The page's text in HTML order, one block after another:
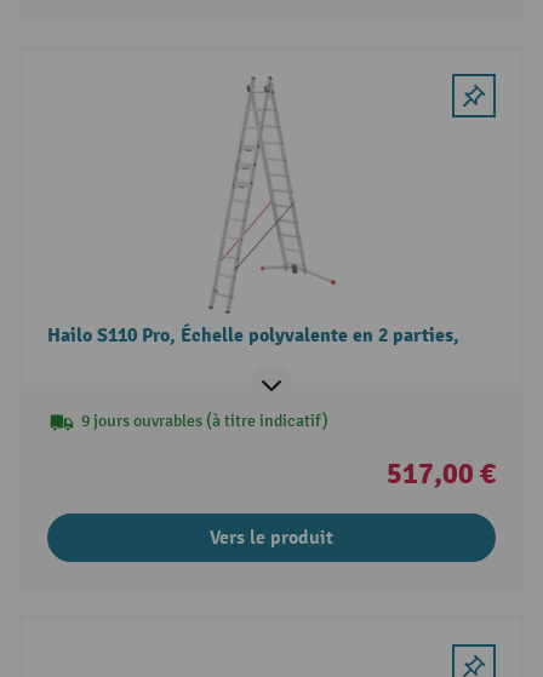
Hailo S110 Pro, Échelle polyvalente en 2 parties,
9 jours ouvrables (à titre indicatif)
517,00 €
Vers le produit